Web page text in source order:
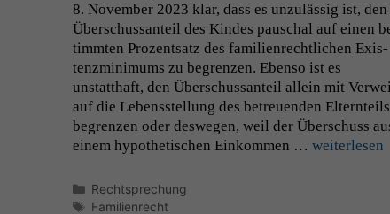
8. Novem­ber 2023 klar, dass es unzuläs­sig ist, den
Über­schus­san­teil des Kindes pauschal auf einen
timmten Prozentsatz des fam­i­lien­rechtlichen Exis­
tenzmin­i­mums zu begren­zen. Eben­so ist es
unstatthaft, den Über­schus­san­teil allein mit
auf die Lebensstel­lung des betreuen­den
begren­zen oder deswe­gen, weil der Über­schuss
einem hypo­thetis­chen Einkom­men … weit­er­lesen
Kategorien
Rechtsprechung
Schlagwörter
Familienrecht
Notwendige
Cookies
Diese
Cookies sind
nicht
optional, es
braucht sie,
damit die